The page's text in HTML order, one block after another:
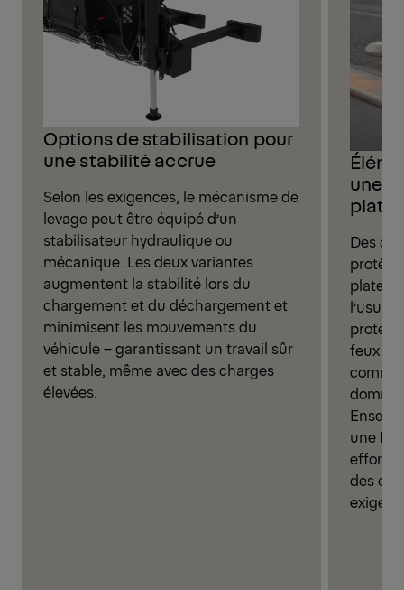
Options de stabilisation pour
une stabilité accrue
Selon les exigences, le mécanisme de
levage peut être équipé d’un
stabilisateur hydraulique ou
mécanique. Les deux variantes
augmentent la stabilité lors du
chargement et du déchargement et
minimisent les mouvements du
véhicule – garantissant un travail sûr
et stable, même avec des charges
élevées.
une
Des
feux
une
efforts
des